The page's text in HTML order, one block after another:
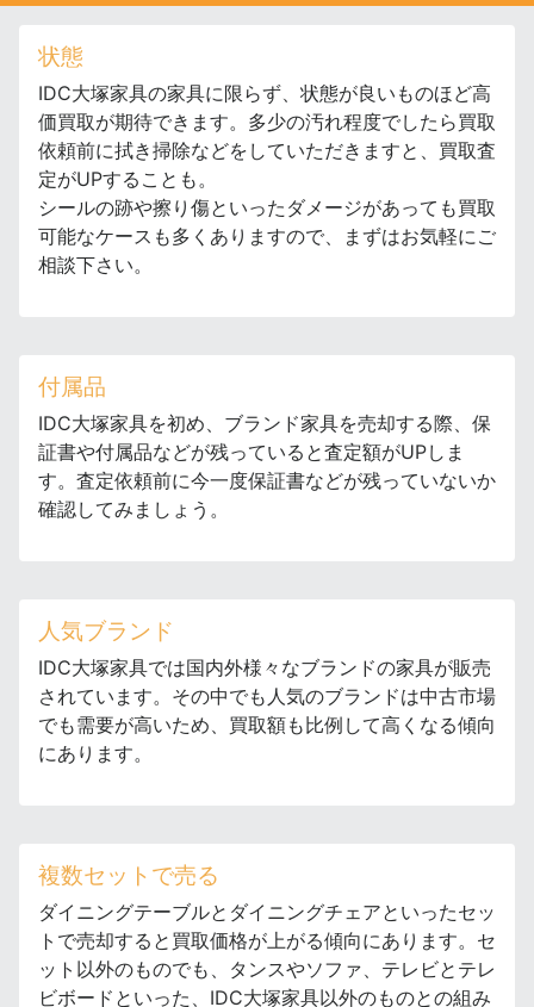
状態
IDC大塚家具の家具に限らず、状態が良いものほど高
価買取が期待できます。多少の汚れ程度でしたら買取
依頼前に拭き掃除などをしていただきますと、買取査
定がUPすることも。
シールの跡や擦り傷といったダメージがあっても買取
可能なケースも多くありますので、まずはお気軽にご
相談下さい。
付属品
IDC大塚家具を初め、ブランド家具を売却する際、保
証書や付属品などが残っていると査定額がUPしま
す。査定依頼前に今一度保証書などが残っていないか
確認してみましょう。
人気ブランド
IDC大塚家具では国内外様々なブランドの家具が販売
されています。その中でも人気のブランドは中古市場
でも需要が高いため、買取額も比例して高くなる傾向
にあります。
複数セットで売る
ダイニングテーブルとダイニングチェアといったセッ
トで売却すると買取価格が上がる傾向にあります。セ
ット以外のものでも、タンスやソファ、テレビとテレ
ビボードといった、IDC大塚家具以外のものとの組み